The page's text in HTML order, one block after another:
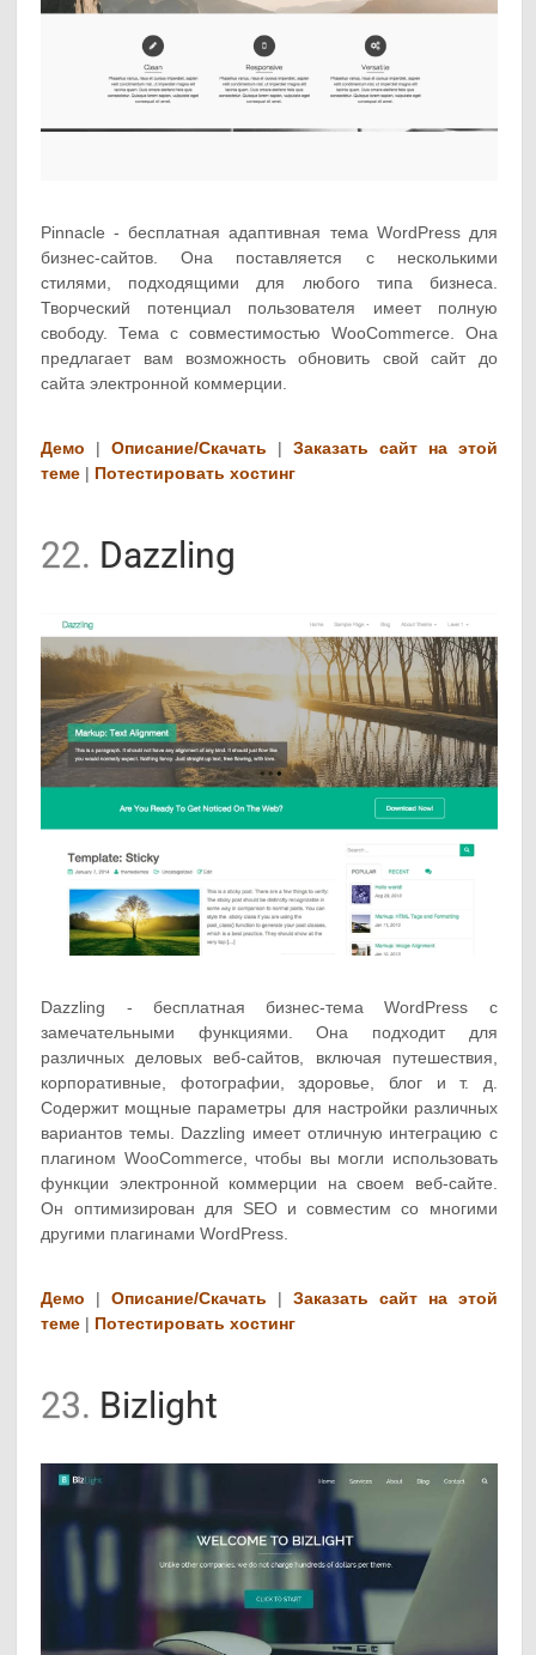
Pinnacle - бесплатная адаптивная тема WordPress для
бизнес-сайтов. Она поставляется с несколькими
стилями, подходящими для любого типа бизнеса.
Творческий потенциал пользователя имеет полную
свободу. Тема с совместимостью WooCommerce. Она
предлагает вам возможность обновить свой сайт до
сайта электронной коммерции.
Демо |Описание/Скачать | Заказать сайт на этой
теме | Потестировать хостинг
22. Dazzling
Dazzling - бесплатная бизнес-тема WordPress с
замечательными функциями. Она подходит для
различных деловых веб-сайтов, включая путешествия,
корпоративные, фотографии, здоровье, блог и т. д.
Содержит мощные параметры для настройки различных
вариантов темы. Dazzling имеет отличную интеграцию с
плагином WooCommerce, чтобы вы могли использовать
функции электронной коммерции на своем веб-сайте.
Он оптимизирован для SEO и совместим со многими
другими плагинами WordPress.
Демо |Описание/Скачать | Заказать сайт на этой
теме | Потестировать хостинг
23. Bizlight